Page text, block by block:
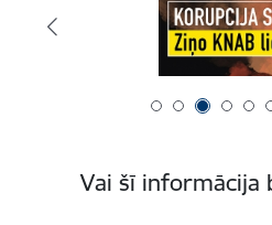
Vai šī informācija